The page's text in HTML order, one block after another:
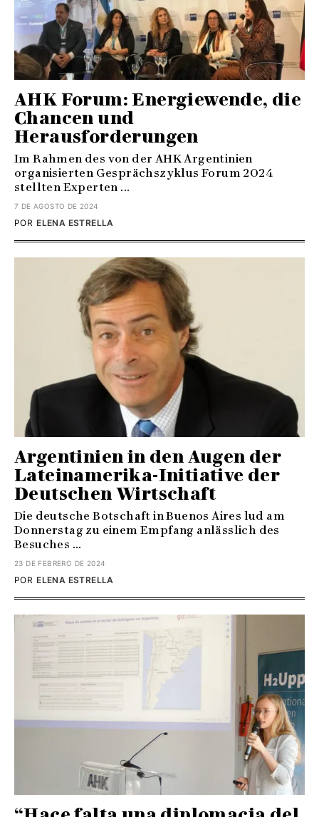
AHK Forum: Energiewende, die
Chancen und
Herausforderungen
Im Rahmen des von der AHK Argentinien
organisierten Gesprächszyklus Forum 2024
stellten Experten ...
7 DE AGOSTO DE 2024
ELENA ESTRELLA
POR
Argentinien in den Augen der
Lateinamerika-Initiative der
Deutschen Wirtschaft
Die deutsche Botschaft in Buenos Aires lud am
Donnerstag zu einem Empfang anlässlich des
Besuches ...
23 DE FEBRERO DE 2024
ELENA ESTRELLA
POR